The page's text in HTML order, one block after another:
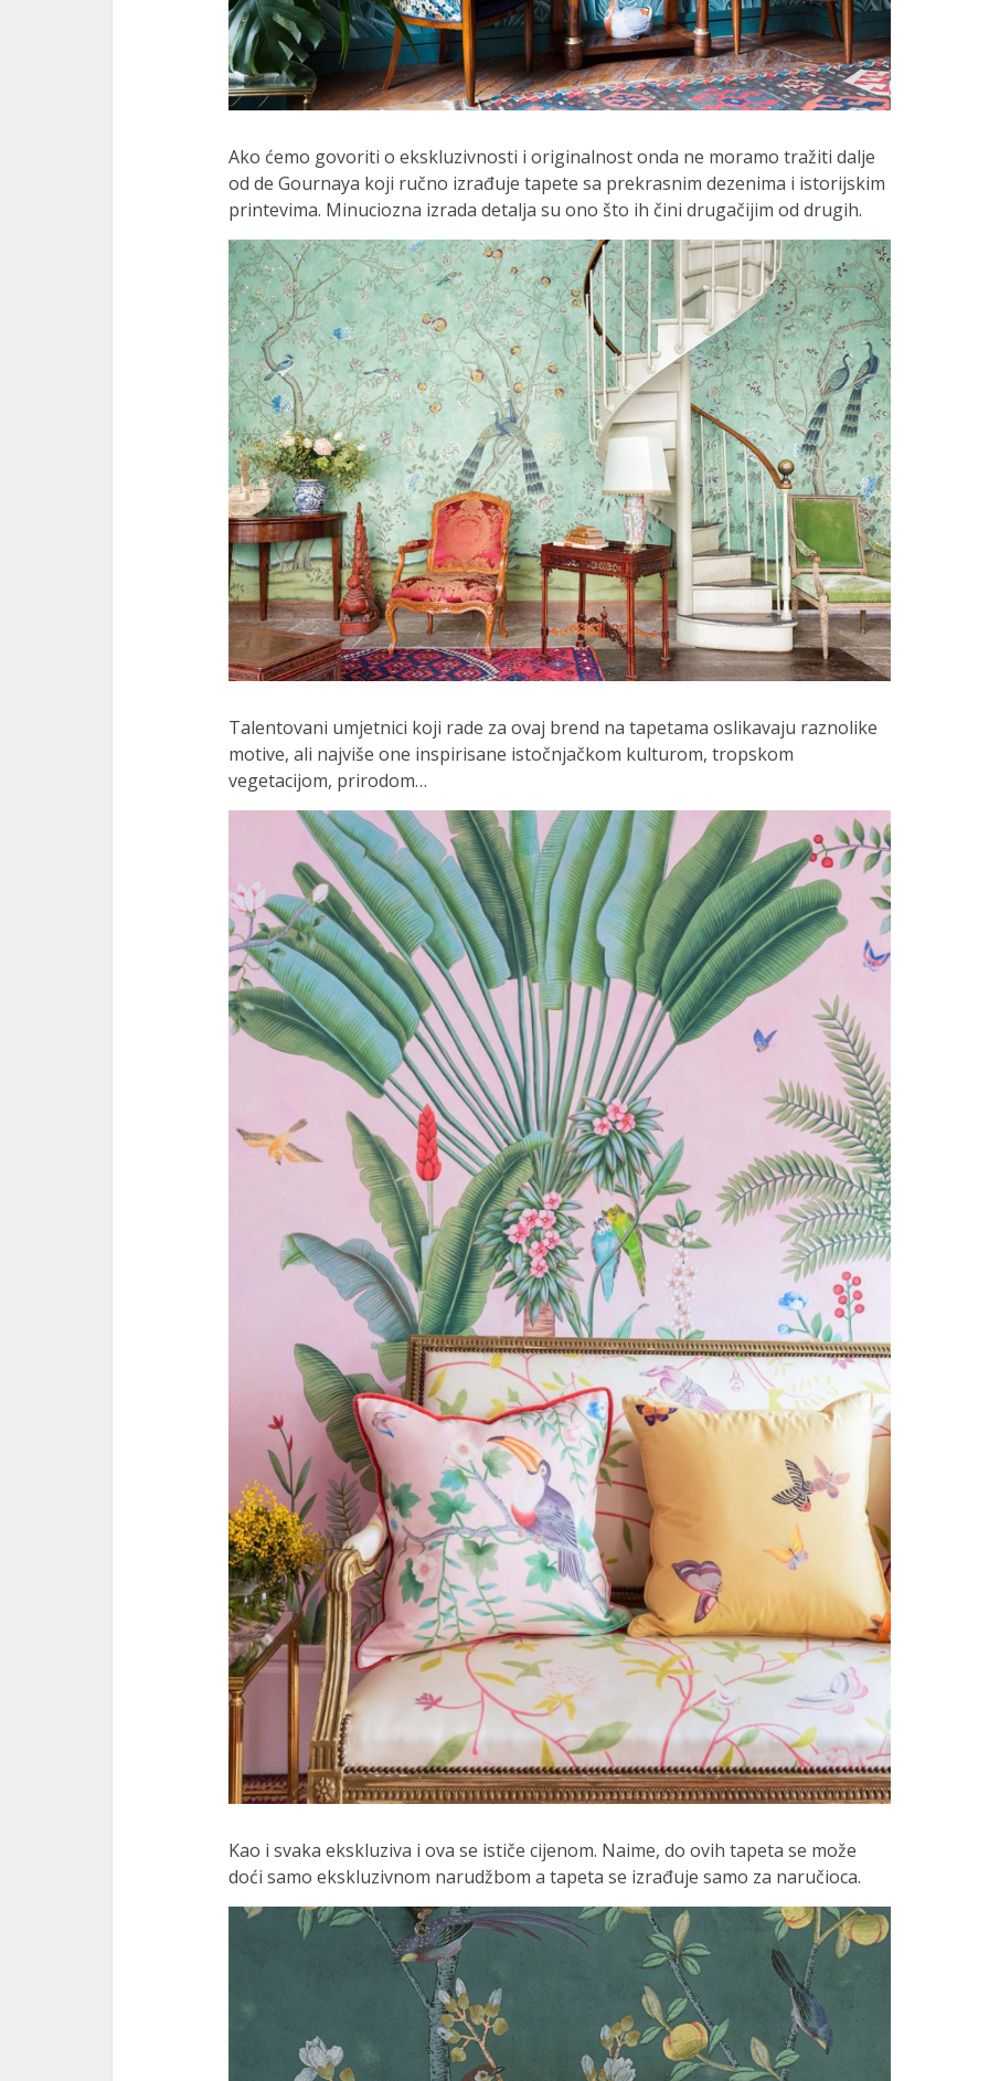
Ako ćemo govoriti o ekskluzivnosti i originalnost onda ne moramo tražiti dalje
od de Gournaya koji ručno izrađuje tapete sa prekrasnim dezenima i istorijskim
printevima. Minuciozna izrada detalja su ono što ih čini drugačijim od drugih.
Talentovani umjetnici koji rade za ovaj brend na tapetama oslikavaju raznolike
motive, ali najviše one inspirisane istočnjačkom kulturom, tropskom
vegetacijom, prirodom…
Kao i svaka ekskluziva i ova se ističe cijenom. Naime, do ovih tapeta se može
doći samo ekskluzivnom narudžbom a tapeta se izrađuje samo za naručioca.